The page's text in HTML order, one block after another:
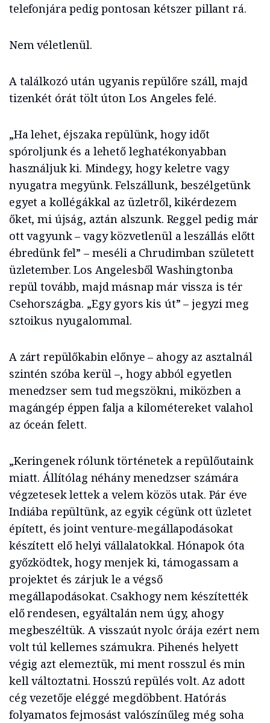
telefonjára pedig pontosan kétszer pillant rá.
Nem véletlenül.
A találkozó után ugyanis repülőre száll, majd
tizenkét órát tölt úton Los Angeles felé.
„Ha lehet, éjszaka repülünk, hogy időt
spóroljunk és a lehető leghatékonyabban
használjuk ki. Mindegy, hogy keletre vagy
nyugatra megyünk. Felszállunk, beszélgetünk
egyet a kollégákkal az üzletről, kikérdezem
őket, mi újság, aztán alszunk. Reggel pedig már
ott vagyunk – vagy közvetlenül a leszállás előtt
ébredünk fel” – meséli a Chrudimban született
üzletember. Los Angelesből Washingtonba
repül tovább, majd másnap már vissza is tér
Csehországba. „Egy gyors kis út” – jegyzi meg
sztoikus nyugalommal.
A zárt repülőkabin előnye – ahogy az asztalnál
szintén szóba kerül –, hogy abból egyetlen
menedzser sem tud megszökni, miközben a
magángép éppen falja a kilométereket valahol
az óceán felett.
„Keringenek rólunk történetek a repülőutaink
miatt. Állítólag néhány menedzser számára
végzetesek lettek a velem közös utak. Pár éve
Indiába repültünk, az egyik cégünk ott üzletet
épített, és joint venture-megállapodásokat
készített elő helyi vállalatokkal. Hónapok óta
győzködtek, hogy menjek ki, támogassam a
projektet és zárjuk le a végső
megállapodásokat. Csakhogy nem készítették
elő rendesen, egyáltalán nem úgy, ahogy
megbeszéltük. A visszaút nyolc órája ezért nem
volt túl kellemes számukra. Pihenés helyett
végig azt elemeztük, mi ment rosszul és min
kell változtatni. Hosszú repülés volt. Az adott
cég vezetője eléggé megdöbbent. Hatórás
folyamatos fejmosást valószínűleg még soha